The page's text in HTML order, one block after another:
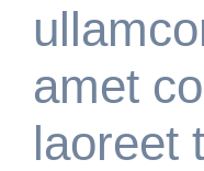
amet
laoreet